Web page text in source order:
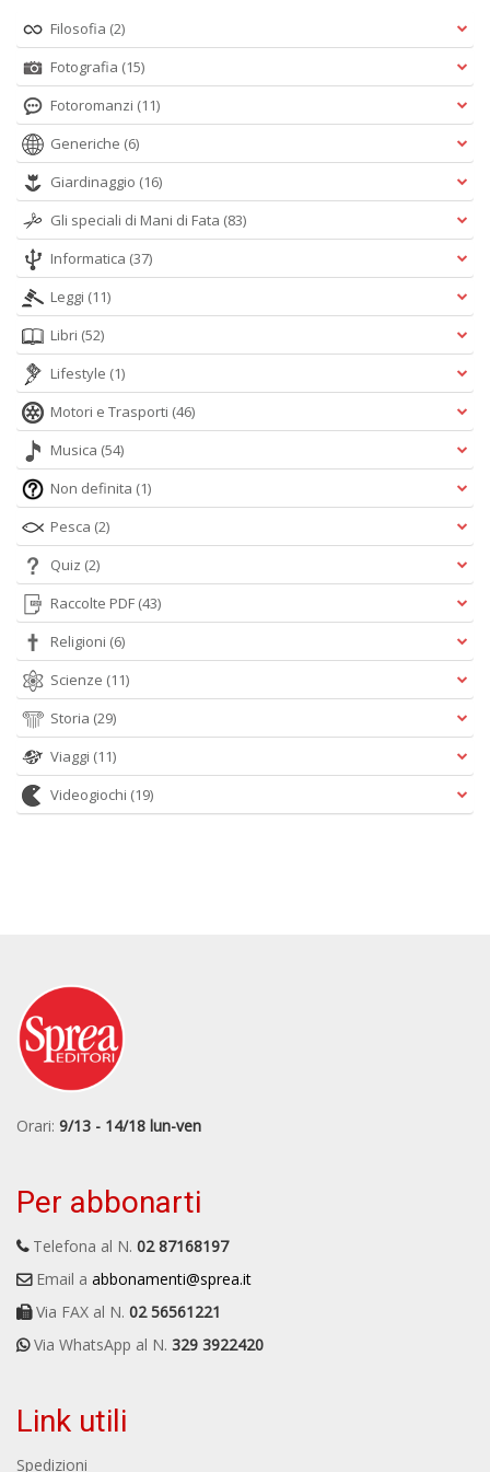
Filosofia (2)
Fotografia (15)
Fotoromanzi (11)
Generiche (6)
Giardinaggio (16)
Gli speciali di Mani di Fata (83)
Informatica (37)
Leggi (11)
Libri (52)
Lifestyle (1)
Motori e Trasporti (46)
Musica (54)
Non definita (1)
Pesca (2)
Quiz (2)
Raccolte PDF (43)
Religioni (6)
Scienze (11)
Storia (29)
Viaggi (11)
Videogiochi (19)
Orari: 9/13 - 14/18 lun-ven
Per abbonarti
Telefona al N. 02 87168197
Email a abbonamenti@sprea.it
Via FAX al N. 02 56561221
Via WhatsApp al N. 329 3922420
Link utili
Spedizioni